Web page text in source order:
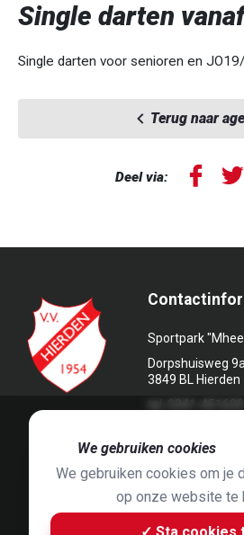
Single darten
Single darten voor senioren en
Terug naar
Deel via:
Sportpark
Dorpshuisweg 9a
3849 BL Hierden
Jaap Hop &
We gebruiken cookies
We gebruiken cookies om je
op onze website te